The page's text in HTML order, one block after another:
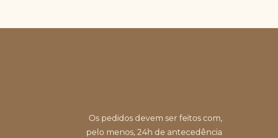
Os pedidos devem ser feitos com,
pelo menos, 24h de antecedência